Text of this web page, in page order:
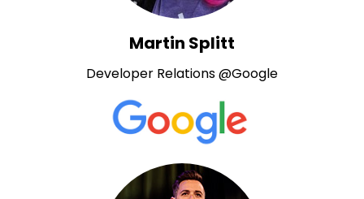
Martin Splitt
Developer Relations @Google